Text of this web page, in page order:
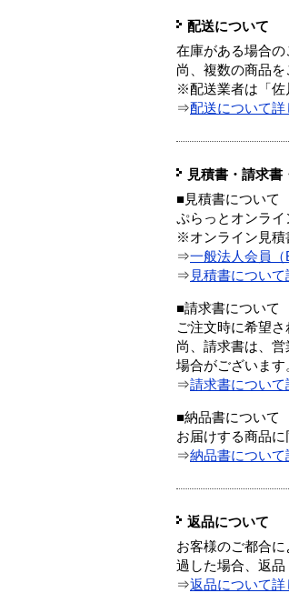
配送について
在庫がある場合の
尚、複数の商品
※配送業者は「佐
⇒配送について詳
見積書・請求書
■見積書について
ぷらっとオンライ
※オンライン見積
⇒一般法人会員
⇒ 見積書につい
■請求書について
ご注文時に希望
尚、請求書は、
場合がございます
⇒請求書について
■納品書について
お届けする商品に
⇒納品書について
返品について
お客様のご都合
過した場合、返品
⇒返品について詳